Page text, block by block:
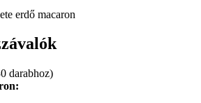
darabhoz)